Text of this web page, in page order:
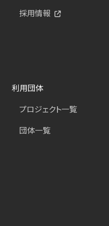
採用情報
利用団体
プロジェクト一覧
団体一覧